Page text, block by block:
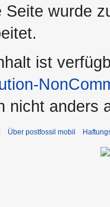
Seite wurde
ist
nicht anders
Über postfossil mobil